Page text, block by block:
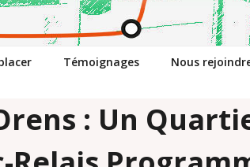
Témoignages Nous
: Un